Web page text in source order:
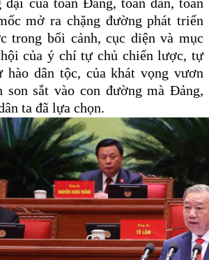
của toàn Đảng, toàn dân, toàn
mở ra chặng đường phát triển
trong bối cảnh, cục diện và mục
của ý chí tự chủ chiến lược, tự
dân tộc, của khát vọng vươn
son sắt vào con đường mà Đảng,
ta đã lựa chọn.